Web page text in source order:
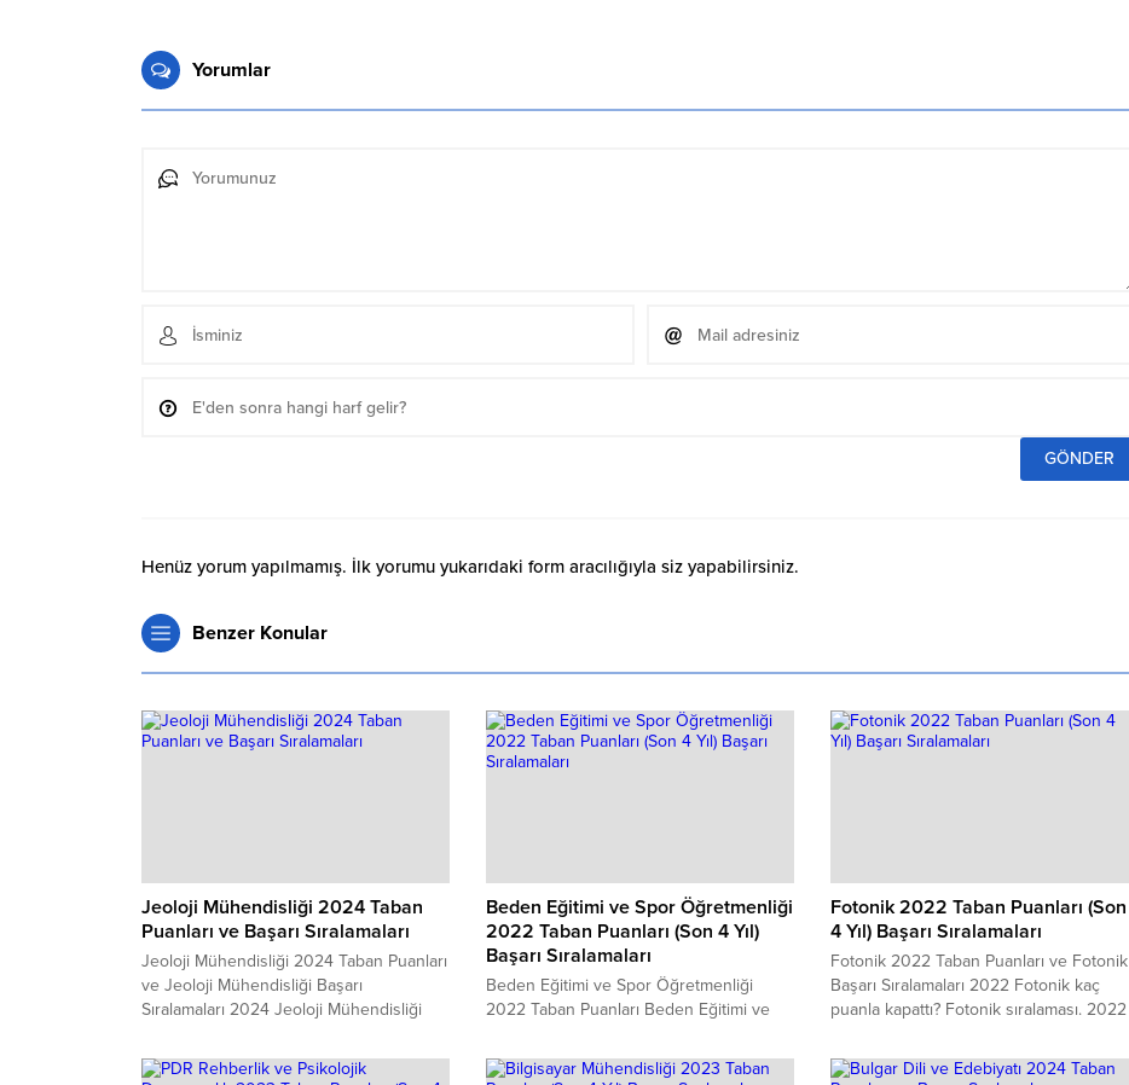
Yorumlar
Henüz yorum yapılmamış. İlk yorumu yukarıdaki form aracılığıyla siz yapabilirsiniz.
Benzer Konular
Jeoloji Mühendisliği 2024 Taban
Puanları ve Başarı Sıralamaları
Jeoloji Mühendisliği 2024 Taban Puanları
ve Jeoloji Mühendisliği Başarı
Sıralamaları 2024 Jeoloji Mühendisliği
sıralamaları açıklandı ve genel tablo
Beden Eğitimi ve Spor Öğretmenliği
2022 Taban Puanları (Son 4 Yıl)
Başarı Sıralamaları
Beden Eğitimi ve Spor Öğretmenliği
2022 Taban Puanları Beden Eğitimi ve
2022 Beden Eğitimi ve Spor
Fotonik 2022 Taban Puanları (Son
4 Yıl) Başarı Sıralamaları
Fotonik 2022 Taban Puanları ve Fotonik
Başarı Sıralamaları 2022 Fotonik kaç
puanla kapattı? Fotonik sıralaması. 2022
merak ettiği konuların başında gelen